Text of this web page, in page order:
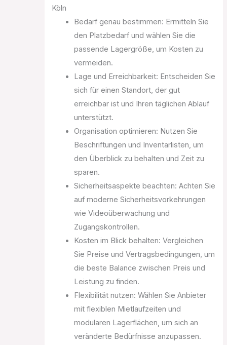
Köln
Bedarf genau bestimmen: Ermitteln Sie
den Platzbedarf und wählen Sie die
passende Lagergröße, um Kosten zu
vermeiden.
Lage und Erreichbarkeit: Entscheiden Sie
sich für einen Standort, der gut
erreichbar ist und Ihren täglichen Ablauf
unterstützt.
Organisation optimieren: Nutzen Sie
Beschriftungen und Inventarlisten, um
den Überblick zu behalten und Zeit zu
sparen.
Sicherheitsaspekte beachten: Achten Sie
auf moderne Sicherheitsvorkehrungen
wie Videoüberwachung und
Zugangskontrollen.
Kosten im Blick behalten: Vergleichen
Sie Preise und Vertragsbedingungen, um
die beste Balance zwischen Preis und
Leistung zu finden.
Flexibilität nutzen: Wählen Sie Anbieter
mit flexiblen Mietlaufzeiten und
modularen Lagerflächen, um sich an
veränderte Bedürfnisse anzupassen.